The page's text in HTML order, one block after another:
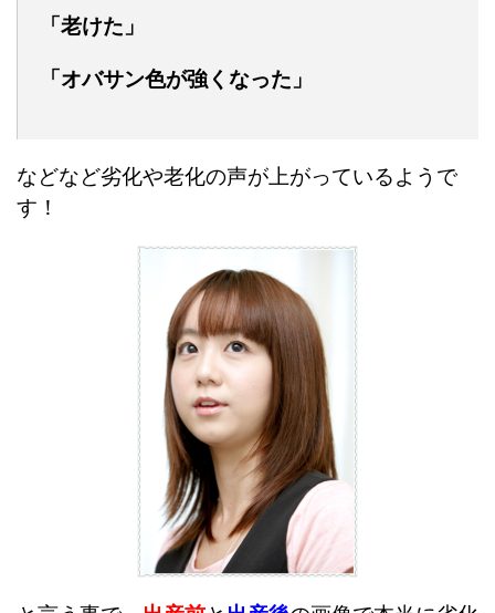
「老けた」
「オバサン色が強くなった」
などなど劣化や老化の声が上がっているようで
す！